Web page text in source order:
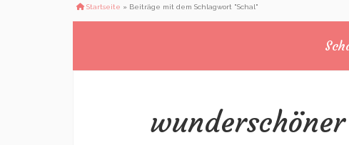
Startseite » Beiträge mit dem Schlagwort "Schal"